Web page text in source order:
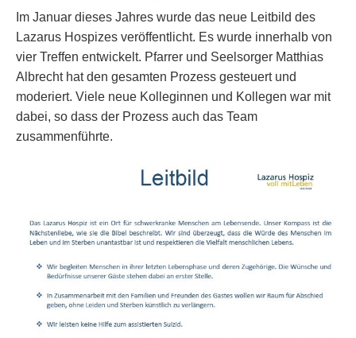
Im Januar dieses Jahres wurde das neue Leitbild des
Lazarus Hospizes veröffentlicht. Es wurde innerhalb von
vier Treffen entwickelt. Pfarrer und Seelsorger Matthias
Albrecht hat den gesamten Prozess gesteuert und
moderiert. Viele neue Kolleginnen und Kollegen war mit
dabei, so dass der Prozess auch das Team
zusammenführte.